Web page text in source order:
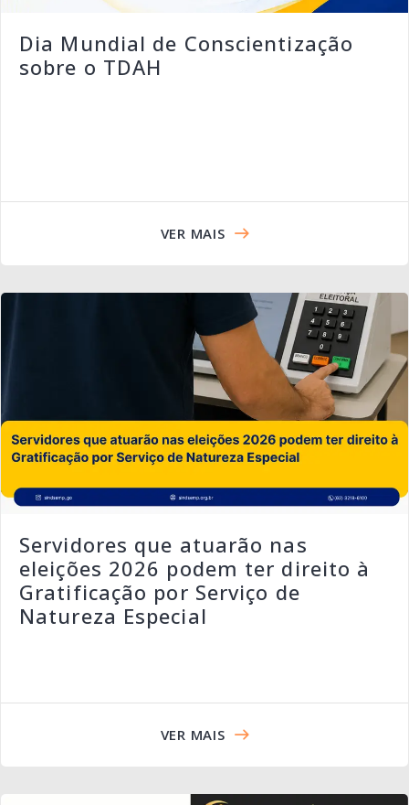
Dia Mundial de Conscientização
sobre o TDAH
VER MAIS
Servidores que atuarão nas
eleições 2026 podem ter direito à
Gratificação por Serviço de
Natureza Especial
VER MAIS